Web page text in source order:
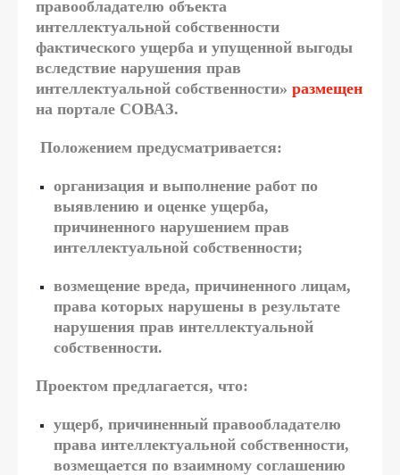
правообладателю объекта
интеллектуальной собственности
фактического ущерба и упущенной выгоды
вследствие нарушения прав
интеллектуальной собственности» размещен
на портале СОВАЗ.
Положением предусматривается:
организация и выполнение работ по
выявлению и оценке ущерба,
причиненного нарушением прав
интеллектуальной собственности;
возмещение вреда, причиненного лицам,
права которых нарушены в результате
нарушения прав интеллектуальной
собственности.
Проектом предлагается, что:
ущерб, причиненный правообладателю
права интеллектуальной собственности,
возмещается по взаимному соглашению